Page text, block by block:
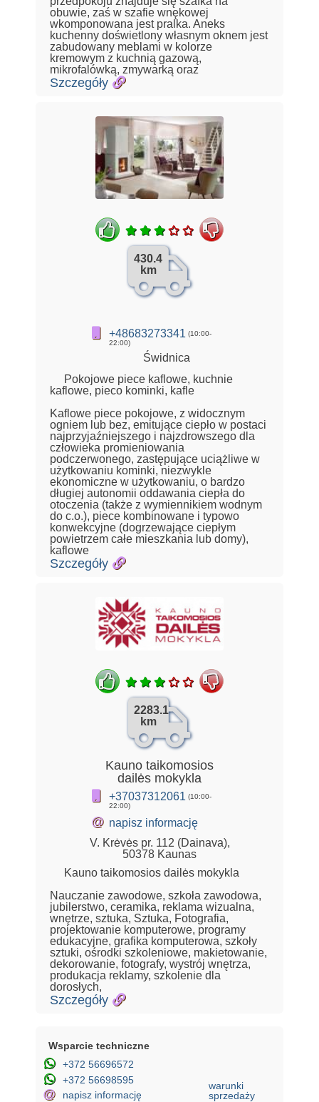
obuwie, zaś w szafie wnękowej
wkomponowana jest pralka. Aneks
kuchenny doświetlony własnym oknem jest
zabudowany meblami w kolorze
kremowym z kuchnią gazową,
mikrofalówką, zmywarką oraz
Szczegóły
430.4
km
+48683273341 (10:00-
22:00)
Świdnica
Pokojowe piece kaflowe, kuchnie
kaflowe, pieco kominki, kafle
Kaflowe piece pokojowe, z widocznym
ogniem lub bez, emitujące ciepło w postaci
najprzyjaźniejszego i najzdrowszego dla
człowieka promieniowania
podczerwonego, zastępujące uciążliwe w
użytkowaniu kominki, niezwykle
ekonomiczne w użytkowaniu, o bardzo
długiej autonomii oddawania ciepła do
otoczenia (także z wymiennikiem wodnym
do c.o.), piece kombinowane i typowo
konwekcyjne (dogrzewające ciepłym
powietrzem całe mieszkania lub domy),
kaflowe
Szczegóły
2283.1
km
Kauno taikomosios
dailės mokykla
+37037312061 (10:00-
22:00)
@ napisz informację
V. Krėvės pr. 112 (Dainava),
50378 Kaunas
Kauno taikomosios dailės mokykla
Nauczanie zawodowe, szkoła zawodowa,
jubilerstwo, ceramika, reklama wizualna,
wnętrze, sztuka, Sztuka, Fotografia,
projektowanie komputerowe, programy
edukacyjne, grafika komputerowa, szkoły
sztuki, ośrodki szkoleniowe, makietowanie,
dekorowanie, fotografy, wystrój wnętrza,
produkacja reklamy, szkolenie dla
dorosłych,
Szczegóły
Wsparcie techniczne
+372 56696572
+372 56698595
@ napisz informację
warunki
sprzedaży